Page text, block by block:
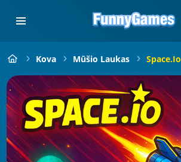
Kova Mūšio Laukas Space.io